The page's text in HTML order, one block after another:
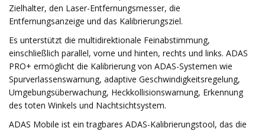
Zielhalter, den Laser-Entfernungsmesser, die
Entfernungsanzeige und das Kalibrierungsziel.
Es unterstützt die multidirektionale Feinabstimmung,
einschließlich parallel, vorne und hinten, rechts und links. ADAS
PRO+ ermöglicht die Kalibrierung von ADAS-Systemen wie
Spurverlassenswarnung, adaptive Geschwindigkeitsregelung,
Umgebungsüberwachung, Heckkollisionswarnung, Erkennung
des toten Winkels und Nachtsichtsystem.
ADAS Mobile ist ein tragbares ADAS-Kalibrierungstool, das die